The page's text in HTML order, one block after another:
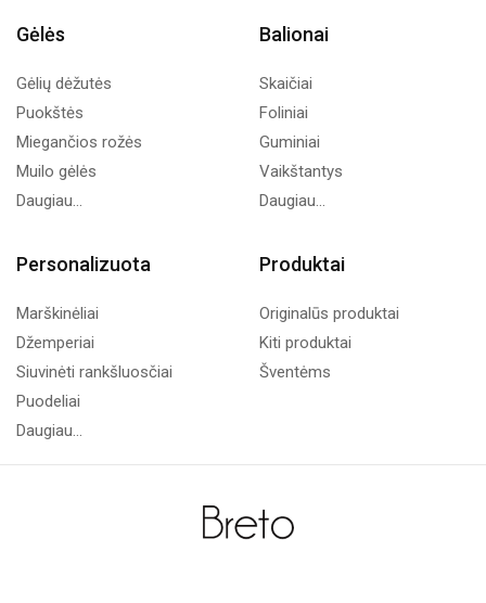
Gėlės
Gėlių dėžutės
Puokštės
Miegančios rožės
Muilo gėlės
Daugiau...
Balionai
Skaičiai
Foliniai
Guminiai
Vaikštantys
Daugiau...
Personalizuota
Marškinėliai
Džemperiai
Siuvinėti rankšluosčiai
Puodeliai
Daugiau...
Produktai
Originalūs produktai
Kiti produktai
Šventėms